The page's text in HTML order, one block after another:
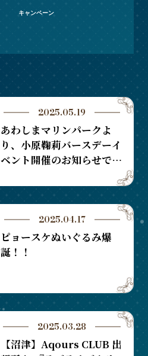
キャンペーン
2025.05.19
あわしまマリンパークよ
り、小原鞠莉バースデーイ
ベント開催のお知らせで
2025.04.17
ピョースケぬいぐるみ爆
誕！！
2025.03.28
【沼津】Aqours CLUB 出